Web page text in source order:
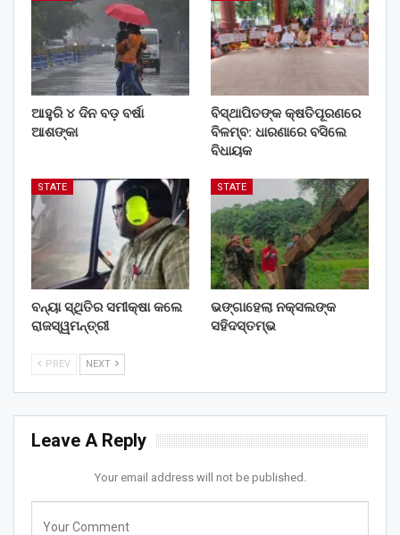
ଆହୁରି ୪ ଦିନ ବଡ଼ ବର୍ଷା
ଆଶଙ୍କା
ବିସ୍ଥାପିତଙ୍କ କ୍ଷତିପୂରଣରେ
ବିଳମ୍ବ: ଧାରଣାରେ ବସିଲେ
ବିଧାୟକ
STATE
ବନ୍ୟା ସ୍ଥିତିର ସମୀକ୍ଷା କଲେ
ରାଜସ୍ୱମନ୍ତ୍ରୀ
STATE
ଭଙ୍ଗାହେଲା ନକ୍ସଲଙ୍କ
ସହିଦସ୍ତମ୍ଭ
PREV NEXT
Leave A Reply
Your email address will not be published.